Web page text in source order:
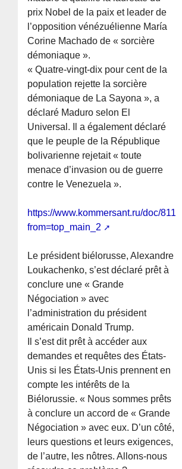
prix Nobel de la paix et leader de
l’opposition vénézuélienne María
Corine Machado de « sorcière
démoniaque ».
« Quatre-vingt-dix pour cent de la
population rejette la sorcière
démoniaque de La Sayona », a
déclaré Maduro selon El
Universal. Il a également déclaré
que le peuple de la République
bolivarienne rejetait « toute
menace d’invasion ou de guerre
contre le Venezuela ».
https://www.kommersant.ru/doc/
from=top_main_2
Le président biélorusse, Alexandre
Loukachenko, s’est déclaré prêt à
conclure une « Grande
Négociation » avec
l’administration du président
américain Donald Trump.
Il s’est dit prêt à accéder aux
demandes et requêtes des États-
Unis si les États-Unis prennent en
compte les intérêts de la
Biélorussie. « Nous sommes prêts
à conclure un accord de « Grande
Négociation » avec eux. D’un côté,
leurs questions et leurs exigences,
de l’autre, les nôtres. Allons-nous